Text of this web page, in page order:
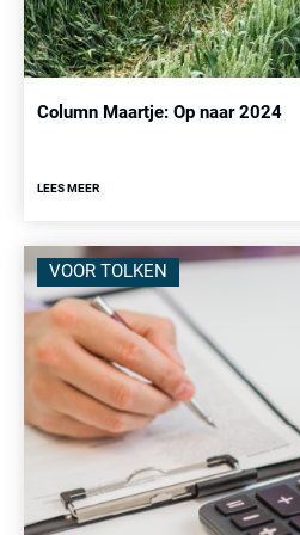
Column Maartje: Op naar 2024
LEES MEER
VOOR TOLKEN